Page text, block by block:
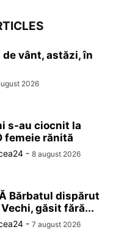
de vânt, astăzi, în
2026
s-au ciocnit la
femeie rănită
- 8 august 2026
Bărbatul dispărut
găsit fără...
- 7 august 2026